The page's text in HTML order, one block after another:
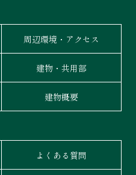
周辺環境・アクセス
建物・共用部
建物概要
よくある質問